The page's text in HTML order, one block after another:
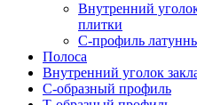
Внутренний
плитки
С-профиль
Полоса
Внутренний уголок
С-образный профиль